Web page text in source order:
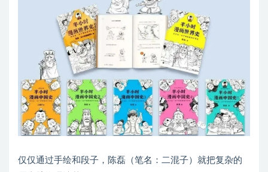
仅仅通过手绘和段子，陈磊（笔名：二混子）就把复杂的